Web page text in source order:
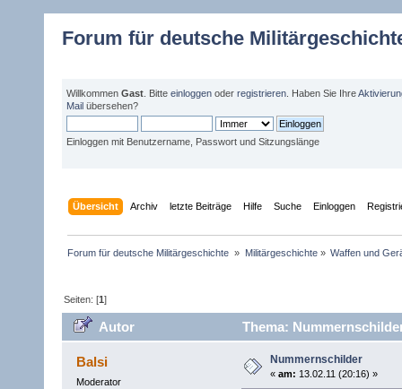
Forum für deutsche
Willkommen Gast . Bitte einloggen oder registrieren . Haben Sie Ihre
Mail übersehen?
Einloggen mit Benutzername, Passwort und Sitzungslänge
Übersicht Archiv letzte Beiträge Hilfe Suche Einloggen
Forum für deutsche Militärgeschichte » Militärgeschichte» Waffen und
Seiten: [1]
Autor Thema:
Balsi
Moderator
Nummernschilder
« am: 13.02.11 (20:16) »